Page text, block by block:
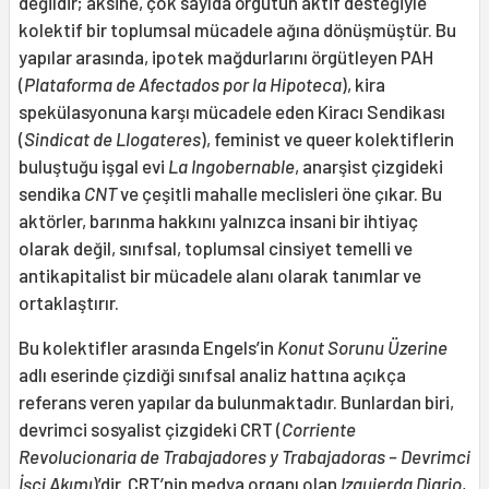
kolektif bir toplumsal mücadele ağına dönüşmüştür. Bu
yapılar arasında, ipotek mağdurlarını örgütleyen PAH
(Plataforma de Afectados por la Hipoteca), kira
spekülasyonuna karşı mücadele eden Kiracı Sendikası
(Sindicat de Llogateres), feminist ve queer kolektiflerin
buluştuğu işgal evi La Ingobernable, anarşist çizgideki
sendika CNTve çeşitli mahalle meclisleri öne çıkar. Bu
aktörler, barınma hakkını yalnızca insani bir ihtiyaç
olarak değil, sınıfsal, toplumsal cinsiyet temelli ve
antikapitalist bir mücadele alanı olarak tanımlar ve
ortaklaştırır.
Bu kolektifler arasında Engels’in Konut Sorunu Üzerine
adlı eserinde çizdiği sınıfsal analiz hattına açıkça
referans veren yapılar da bulunmaktadır. Bunlardan biri,
devrimci sosyalist çizgideki CRT (Corriente
Revolucionaria de Trabajadores y Trabajadoras – Devrimci
İşçi Akımı)’dir. CRT’nin medya organı olan Izquierda Diario,